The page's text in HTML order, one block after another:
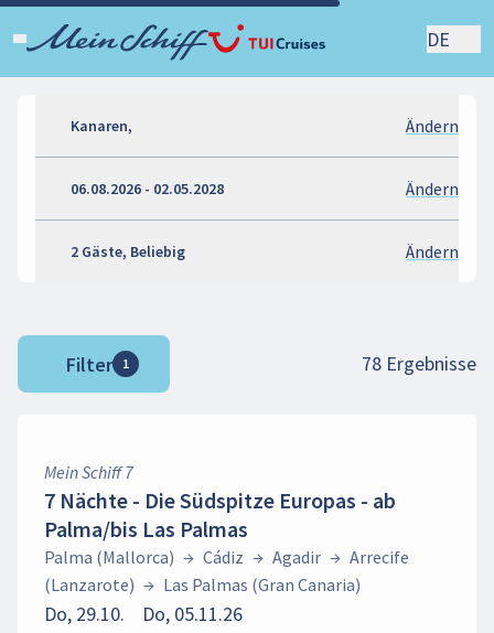
DE
Kanaren, Ändern
06.08.2026 - 02.05.2028 Ändern
2 Gäste, Beliebig Ändern
Filter 1 78 Ergebnisse
Mein Schiff 7
7 Nächte - Die Südspitze Europas - ab
Palma/bis Las Palmas
Palma (Mallorca) → Cádiz → Agadir → Arrecife
(Lanzarote) → Las Palmas (Gran Canaria)
Do, 29.10. Do, 05.11.26